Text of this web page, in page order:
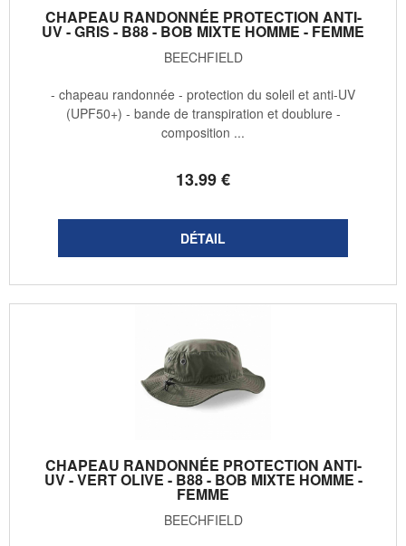
CHAPEAU RANDONNÉE PROTECTION ANTI-
UV - GRIS - B88 - BOB MIXTE HOMME - FEMME
BEECHFIELD
13.99€
- chapeau randonnée - protection du soleil et anti-UV
(UPF50+) - bande de transpiration et doublure -
composition ...
CHAPEAU RANDONNÉE PROTECTION ANTI-
UV - VERT OLIVE - B88 - BOB MIXTE HOMME -
FEMME
BEECHFIELD